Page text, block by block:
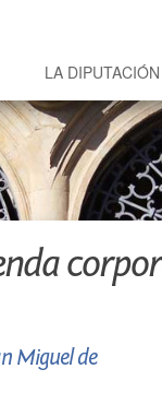
LA DIPUTACIÓN
Miguel de